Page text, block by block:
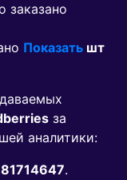
заказано
Показать шт
за
аналитики:
81714647.